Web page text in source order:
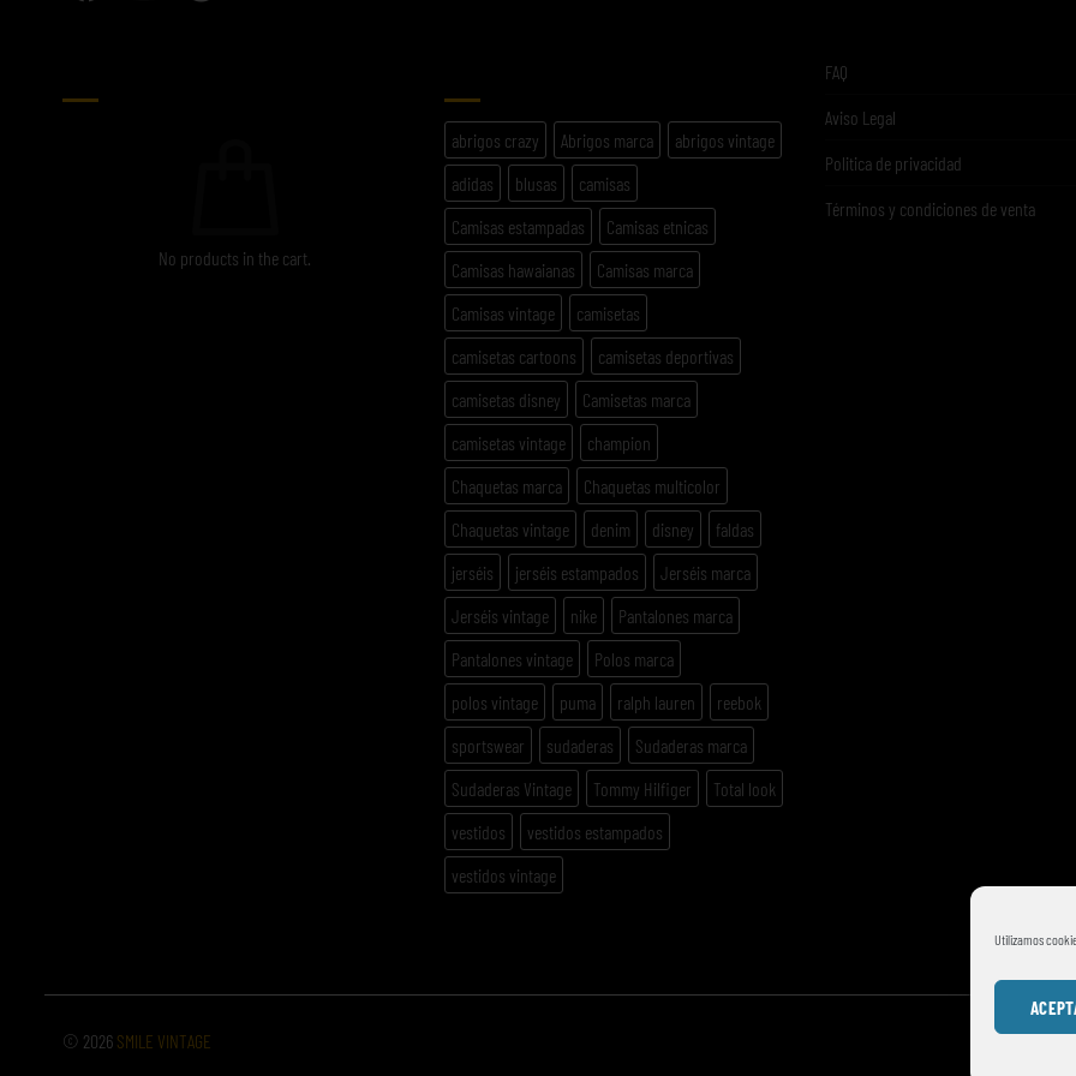
Utilizamos
No products in the cart.
abrigos crazy Abrigos marca
abrigos vintage
adidas
blusas
camisas
Camisas estampadas
Camisas etnicas
Camisas hawaianas
Camisas marca
Camisas vintage
camisetas
camisetas cartoons
camisetas deportivas
camisetas disney
Camisetas marca
camisetas vintage
champion
Chaquetas marca
Chaquetas multicolor
Chaquetas vintage
denim disney
faldas
jerséis
jerséis estampados
Jerséis marca
Jerséis vintage
nike
Pantalones marca
Pantalones vintage
Polos marca
polos vintage
puma ralph lauren
reebok
sportswear
sudaderas
Sudaderas marca
Sudaderas Vintage
Tommy Hilfiger
Total look
vestidos
vestidos estampados
vestidos vintage
FAQ
Aviso Legal
Politica de privacidad
Términos y condiciones de venta
© 2026 SMILE VINTAGE